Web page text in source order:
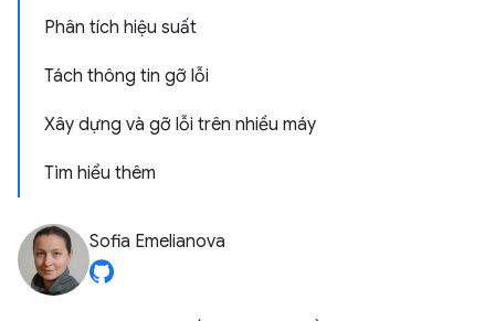
Phân tích hiệu suất
Tách thông tin gỡ lỗi
Xây dựng và gỡ lỗi trên nhiều máy
Tìm hiểu thêm
Sofia Emelianova